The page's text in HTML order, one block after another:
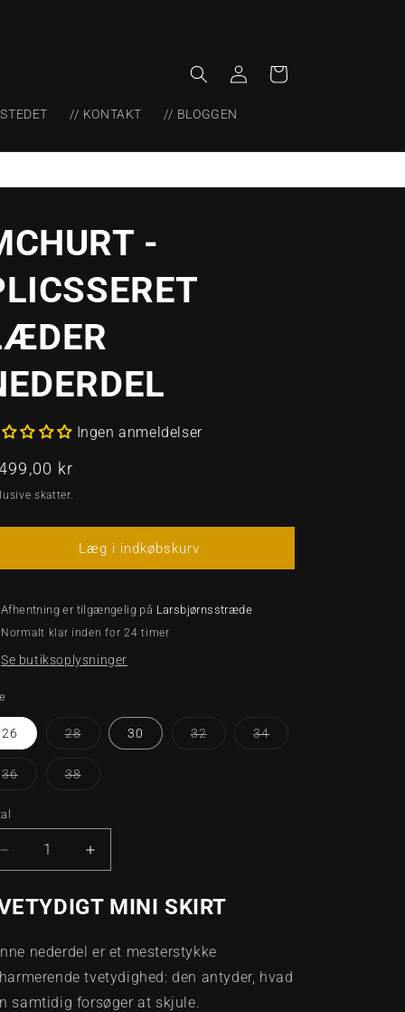
// KONTAKT // BLOGGEN
ind
Indkøbskurv
-
Ingen anmeldelser
kr
skatter.
Læg i indkøbskurv
Afhentning er tilgængelig på Larsbjørnsstræde
Normalt klar inden for 24 timer
Se butiksoplysninger
26 28Varianten
udsolgt
30 32Varianten
34Varianten
36Varianten
38Varianten
Reducer
antallet
for
MCHURT
PLICSSERET
LÆDER
Øg
antallet
for
MCHURT
PLICSSERET
LÆDER
NEDERDEL
MINI SKIRT
nederdel er et mesterstykke
tvetydighed: den antyder, hvad
samtidig forsøger at skjule.